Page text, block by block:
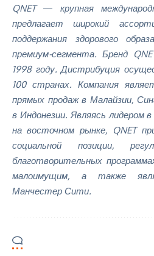
QNET ― крупная
предлагает широкий
поддержания здорового
премиум-сегмента. Бренд
1998 году. Дистрибуция
100 странах. Компания
прямых продаж в Малайзии,
в Индонезии. Являясь лидером
на восточном рынке, QNET
социальной позиции,
благотворительных
малоимущим, а также
Манчестер Сити.